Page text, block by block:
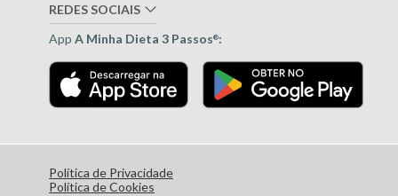
REDES SOCIAIS
App A Minha Dieta 3 Passos®:
Política de Privacidade
Política de Cookies